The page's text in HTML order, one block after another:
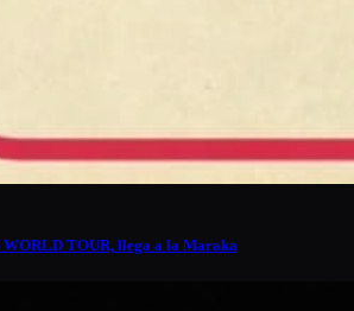
TOUR, llega a la Maraka